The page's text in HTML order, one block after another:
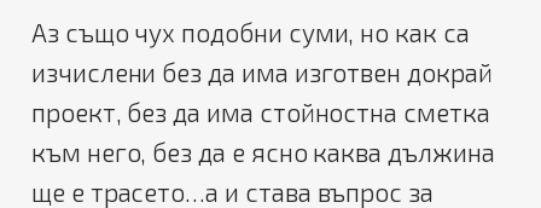
Аз също чух подобни суми, но как са
изчислени без да има изготвен докрай
проект, без да има стойностна сметка
към него, без да е ясно каква дължина
ще е трасето…а и става въпрос за